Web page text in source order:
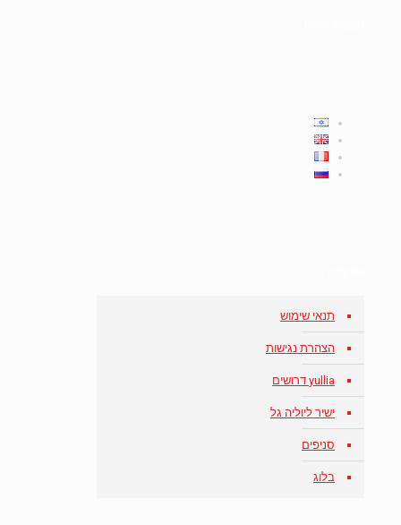
תנאי שימוש
הצהרת נגישות
yullia דרושים
ישיר ליוליה גל
סניפים
בלוג